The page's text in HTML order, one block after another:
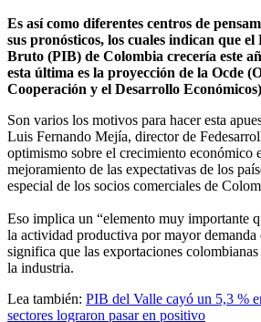
Es así como diferentes centros de
sus pronósticos, los cuales indican que
Bruto (PIB) de Colombia crecería este
esta última es la proyección de la Ocde
Cooperación y el Desarrollo
Son varios los motivos para hacer esta
Luis Fernando Mejía, director de
optimismo sobre el crecimiento económico
mejoramiento de las expectativas de los
especial de los socios comerciales de
Eso implica un “elemento muy importante
la actividad productiva por mayor demanda
significa que las exportaciones
la industria.
Lea también: PIB del Valle cayó un 5,3 %
sectores lograron pasar en positivo